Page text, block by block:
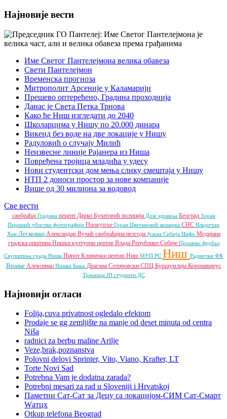
Најновије вести
Име Светог Пантелејмона велика обавеза
Свети Пантелејмон
Временска прогноза
Митрополит Арсеније у Каламарији
Прешево оптерећено, Градина проходнија
Данас је Света Петка Трнова
Како ће Ниш изгледати до 2040
Школарцима у Нишу по 20.000 динара
Викенд без воде на две локације у Нишу
Радуловић о случају Милић
Неизвесне линије Рајанера из Ниша
Повређена тројица младића у удесу
Нови студентски дом мења слику смештаја у Нишу
НТП 2 доноси простор за нове компаније
Више од 30 милиона за водовод
Све вести
саобраћај Градина рецепт Дарко Булатовић полиција Дом здравља Београд Зоран
Перишић убиство фотографије Прокупље Горан Цветановић кошарка СНС Владичин
Хан Лесковац Александар Вучић саобраћајна незгода Јужна Србија Инфо Медијана
градска општина Нишки културни центар Влада Републике Србије Прешево фудбал
Скупштина града Ниша Пирот Клинички центар Ниш МУП РС Ниш Раднички ФК
Врање Алексинац Нишка Бања Драгана Сотировски СПЦ Куршумлија Коронавирус
Тржница ЈП студенти ДС
Најновији огласи
Folija,cuva privatnost ogledalo efektom
Prodaje se gg zemljište na manje od deset minuta od centra
Niša
radnici za berbu maline Arilje
Veze,brak,poznanstva
Polovni delovi Sprinter, Vito, Viano, Krafter, LT
Torte Novi Sad
Potrebna Vam je dodatna zarada?
Potrebni mesari za rad u Sloveniji i Hrvatskoj
Паметни Сат-Сат за Децу са локацијом-СИМ Сат-Смарт
Wатцх
Otkup telefona Beograd